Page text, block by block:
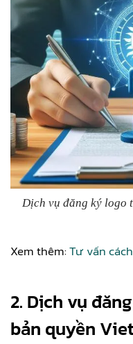
Dịch vụ đăng ký logo
Xem thêm:Tư vấn
2. Dịch vụ
bản quyền